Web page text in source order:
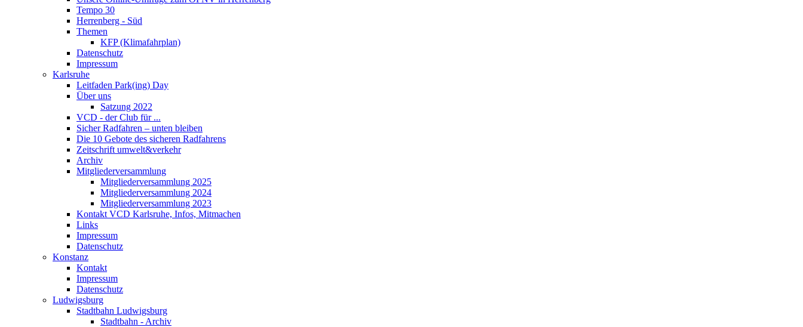
Tempo 30
Herrenberg - Süd
Themen
KFP (Klimafahrplan)
Datenschutz
Impressum
Karlsruhe
Leitfaden Park(ing) Day
Über uns
Satzung 2022
VCD - der Club für ...
Sicher Radfahren – unten bleiben
Die 10 Gebote des sicheren Radfahrens
Zeitschrift umwelt&verkehr
Archiv
Mitgliederversammlung
Mitgliederversammlung 2025
Mitgliederversammlung 2024
Mitgliederversammlung 2023
Kontakt VCD Karlsruhe, Infos, Mitmachen
Links
Impressum
Datenschutz
Konstanz
Kontakt
Impressum
Datenschutz
Ludwigsburg
Stadtbahn Ludwigsburg
Stadtbahn - Archiv